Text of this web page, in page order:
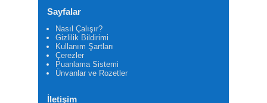
Sayfalar
Nasıl Çalışır?
Gizlilik Bildirimi
Kullanım Şartları
Çerezler
Puanlama Sistemi
Ünvanlar ve Rozetler
İletişim